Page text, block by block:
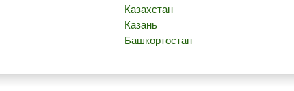
Казахстан
Казань
Башкортостан